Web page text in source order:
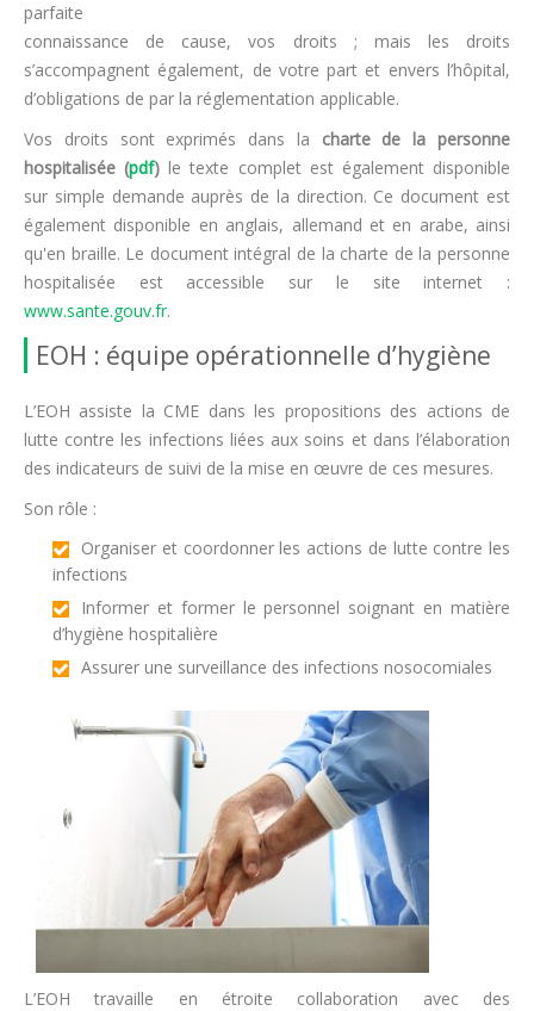
parfaite
connaissance de cause, vos droits ; mais les droits
s’accompagnent également, de votre part et envers l’hôpital,
d’obligations de par la réglementation applicable.
Vos droits sont exprimés dans la charte de la personne
hospitalisée (pdf) le texte complet est également disponible
sur simple demande auprès de la direction. Ce document est
également disponible en anglais, allemand et en arabe, ainsi
qu'en braille. Le document intégral de la charte de la personne
hospitalisée est accessible sur le site internet :
www.sante.gouv.fr.
EOH : équipe opérationnelle d’hygiène
L’EOH assiste la CME dans les propositions des actions de
lutte contre les infections liées aux soins et dans l’élaboration
des indicateurs de suivi de la mise en œuvre de ces mesures.
Son rôle :
Organiser et coordonner les actions de lutte contre les
infections
Informer et former le personnel soignant en matière
d’hygiène hospitalière
Assurer une surveillance des infections nosocomiales
L’EOH travaille en étroite collaboration avec des